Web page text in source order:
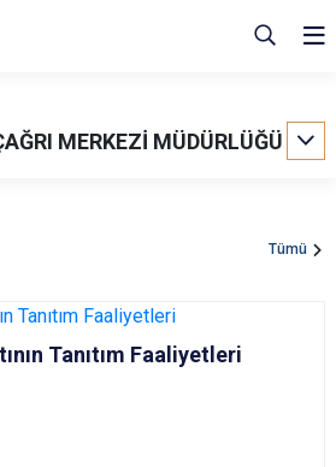
MERKEZİ MÜDÜRLÜĞÜ
Tümü
Tanıtım Faaliyetleri